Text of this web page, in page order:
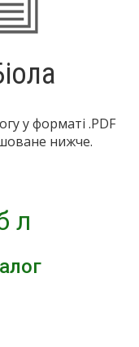
у форматі .PDF
нижче.
л